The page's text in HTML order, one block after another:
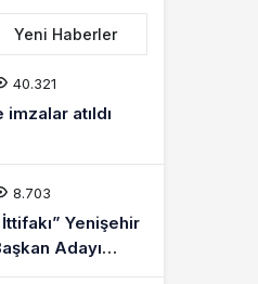
Yeni Haberler
40.321
atıldı
8.703
Yenişehir
Adayı
Röportajı